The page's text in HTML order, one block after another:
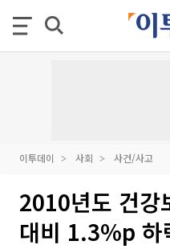
이투데이 사회 사건/사고
2010년도 건강
대비 1.3%p 하